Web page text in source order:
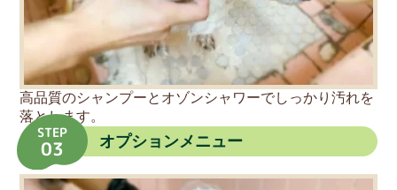
高品質のシャンプーとオゾンシャワーでしっかり汚れを
落とします。
STEP
03 オプションメニュー